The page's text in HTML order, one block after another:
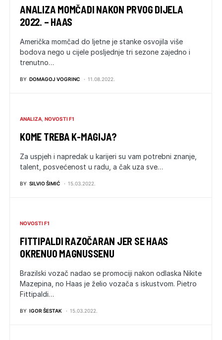
ANALIZA MOMČADI NAKON PRVOG DIJELA
2022. – HAAS
Američka momčad do ljetne je stanke osvojila više
bodova nego u cijele posljednje tri sezone zajedno i
trenutno…
BY DOMAGOJ VOGRINC 11.08.2022.
ANALIZA NOVOSTI F1
KOME TREBA K-MAGIJA?
Za uspjeh i napredak u karijeri su vam potrebni znanje,
talent, posvećenost u radu, a čak uza sve…
BY SILVIO ŠIMIĆ 15.03.2022.
NOVOSTI F1
FITTIPALDI RAZOČARAN JER SE HAAS
OKRENUO MAGNUSSENU
Brazilski vozač nadao se promociji nakon odlaska Nikite
Mazepina, no Haas je želio vozača s iskustvom. Pietro
Fittipaldi…
BY IGOR ŠESTAK 15.03.2022.